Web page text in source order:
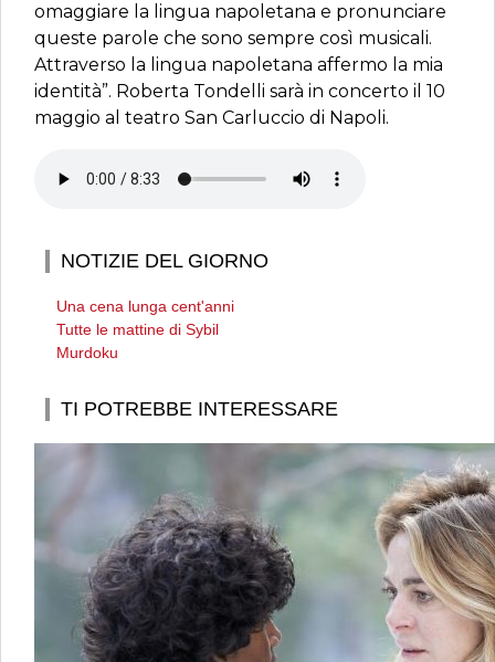
omaggiare la lingua napoletana e pronunciare
queste parole che sono sempre così musicali.
Attraverso la lingua napoletana affermo la mia
identità”. Roberta Tondelli sarà in concerto il 10
maggio al teatro San Carluccio di Napoli.
NOTIZIE DEL GIORNO
Una cena lunga cent'anni
Tutte le mattine di Sybil
Murdoku
TI POTREBBE INTERESSARE